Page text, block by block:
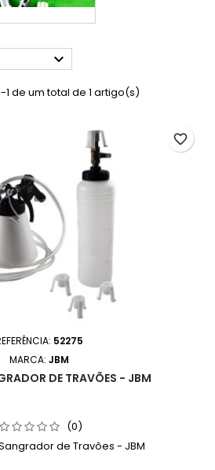

1 de um total de 1 artigo(s)
52275
MARCA: JBM
DE TRAVÕES - JBM
(0)
de Travões - JBM
favorite_border